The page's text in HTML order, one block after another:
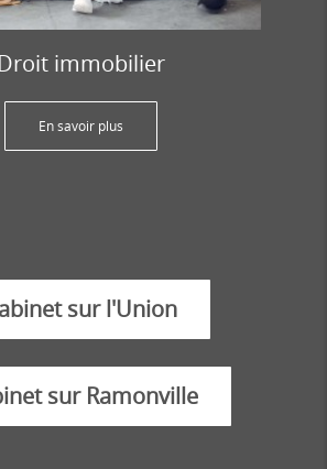
Droit immobilier
En savoir plus
sur l'Union
sur Ramonville